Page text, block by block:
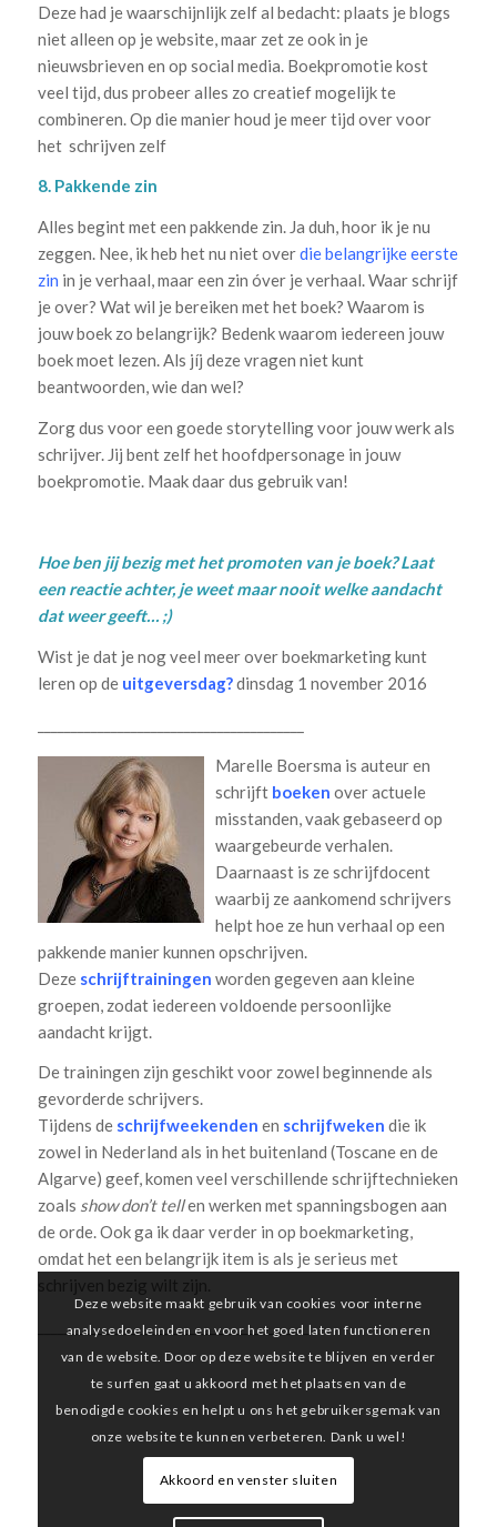
Deze had je waarschijnlijk zelf al bedacht: plaats je blogs
niet alleen op je website, maar zet ze ook in je
nieuwsbrieven en op social media. Boekpromotie kost
veel tijd, dus probeer alles zo creatief mogelijk te
combineren. Op die manier houd je meer tijd over voor
het schrijven zelf
8. Pakkende zin
Alles begint met een pakkende zin. Ja duh, hoor ik je nu
zeggen. Nee, ik heb het nu niet overdie belangrijke eerste
zin in je verhaal, maar een zin óver je verhaal. Waar schrijf
je over? Wat wil je bereiken met het boek? Waarom is
jouw boek zo belangrijk? Bedenk waarom iedereen jouw
boek moet lezen. Als jíj deze vragen niet kunt
beantwoorden, wie dan wel?
Zorg dus voor een goede storytelling voor jouw werk als
schrijver. Jij bent zelf het hoofdpersonage in jouw
boekpromotie. Maak daar dus gebruik van!
Hoe ben jij bezig met het promoten van je boek? Laat
een reactie achter, je weet maar nooit welke aandacht
dat weer geeft… ;)
Wist je dat je nog veel meer over boekmarketing kunt
leren op de uitgeversdag?dinsdag 1 november 2016
Marelle Boersma is auteur en
schrijft boeken over actuele
misstanden, vaak gebaseerd op
waargebeurde verhalen.
Daarnaast is ze schrijfdocent
waarbij ze aankomend schrijvers
helpt hoe ze hun verhaal op een
pakkende manier kunnen opschrijven.
Deze schrijftrainingen worden gegeven aan kleine
groepen, zodat iedereen voldoende persoonlijke
aandacht krijgt.
De trainingen zijn geschikt voor zowel beginnende als
gevorderde schrijvers.
Tijdens de schrijfweekenden en schrijfweken die ik
zowel in Nederland als in het buitenland (Toscane en de
Algarve) geef, komen veel verschillende schrijftechnieken
zoals show don’t tellen werken met spanningsbogen aan
de orde. Ook ga ik daar verder in op boekmarketing,
omdat het een belangrijk item is als je serieus met
_________________________________________
Deze website maakt gebruik van cookies voor interne
analysedoeleinden en voor het goed laten functioneren
van de website. Door op deze website te blijven en verder
te surfen gaat u akkoord met het plaatsen van de
benodigde cookies en helpt u ons het gebruikersgemak van
onze website te kunnen verbeteren. Dank u wel!
Akkoord en venster sluiten